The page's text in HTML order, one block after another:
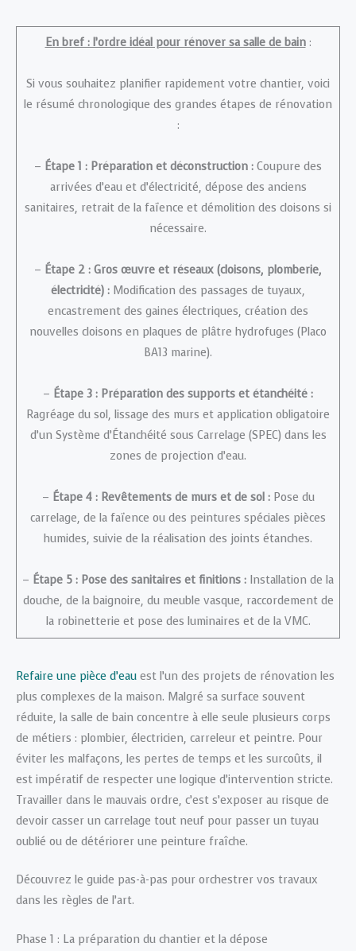
En bref : l’ordre idéal pour rénover sa salle de bain:
Si vous souhaitez planifier rapidement votre chantier, voici
le résumé chronologique des grandes étapes de rénovation
:
– Étape 1 : Préparation et déconstruction : Coupure des
arrivées d’eau et d’électricité, dépose des anciens
sanitaires, retrait de la faïence et démolition des cloisons si
nécessaire.
– Étape 2 : Gros œuvre et réseaux (cloisons, plomberie,
électricité) : Modification des passages de tuyaux,
encastrement des gaines électriques, création des
nouvelles cloisons en plaques de plâtre hydrofuges (Placo
BA13 marine).
– Étape 3 : Préparation des supports et étanchéité :
Ragréage du sol, lissage des murs et application obligatoire
d’un Système d’Étanchéité sous Carrelage (SPEC) dans les
zones de projection d’eau.
– Étape 4 : Revêtements de murs et de sol :Pose du
carrelage, de la faïence ou des peintures spéciales pièces
humides, suivie de la réalisation des joints étanches.
– Étape 5 : Pose des sanitaires et finitions : Installation de la
douche, de la baignoire, du meuble vasque, raccordement de
la robinetterie et pose des luminaires et de la VMC.
Refaire une pièce d’eau est l’un des projets de rénovation les
plus complexes de la maison. Malgré sa surface souvent
réduite, la salle de bain concentre à elle seule plusieurs corps
de métiers : plombier, électricien, carreleur et peintre. Pour
éviter les malfaçons, les pertes de temps et les surcoûts, il
est impératif de respecter une logique d’intervention stricte.
Travailler dans le mauvais ordre, c’est s’exposer au risque de
devoir casser un carrelage tout neuf pour passer un tuyau
oublié ou de détériorer une peinture fraîche.
Découvrez le guide pas-à-pas pour orchestrer vos travaux
dans les règles de l’art.
Phase 1 : La préparation du chantier et la dépose